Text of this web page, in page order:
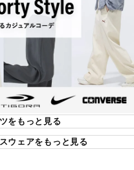
なスタイルに対応できる。
ツで、ワードローブに新鮮味を取
ダスキーペトロール/ブラック)
ク/オフホワイト)
をもっと見る
ウェアをもっと見る